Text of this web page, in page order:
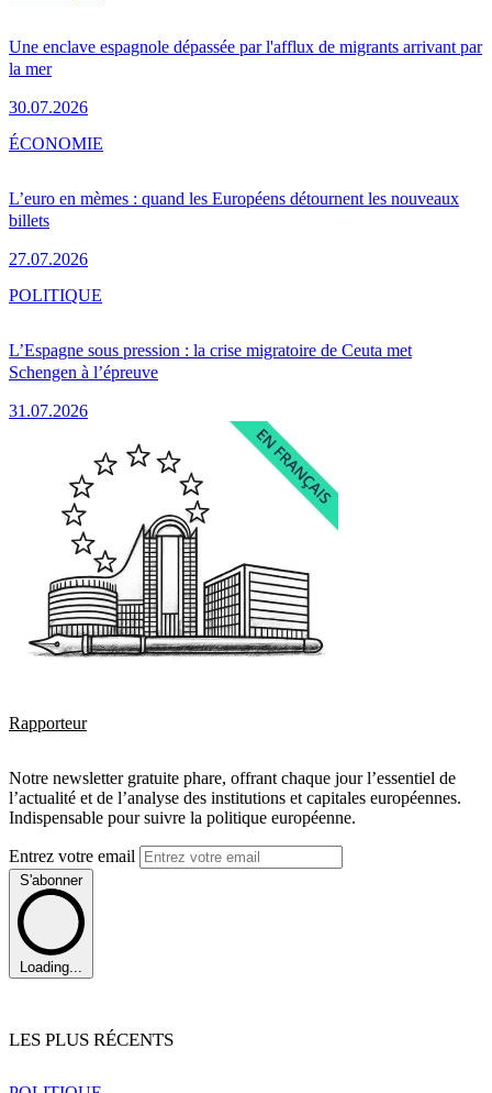
Une enclave espagnole dépassée par l'afflux de migrants arrivant par
la mer
30.07.2026
L’euro en mèmes : quand les Européens détournent les nouveaux
billets
27.07.2026
ÉCONOMIE
L’Espagne sous pression : la crise migratoire de Ceuta met
Schengen à l’épreuve
31.07.2026
POLITIQUE
Rapporteur
Notre newsletter gratuite phare, offrant chaque jour l’essentiel de
l’actualité et de l’analyse des institutions et capitales européennes.
Indispensable pour suivre la politique européenne.
Entrez votre email
S'abonner
Loading...
LES PLUS RÉCENTS